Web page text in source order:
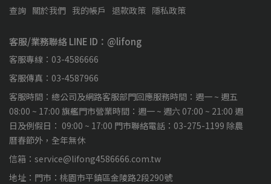
查詢 關於我們 我的帳戶 退款政策 隱私政策
客服/業務聯絡 LINE ID：@lifong
客服專線：03-4586666
客服傳真：03-4587966
客服時間：總公司及網路客服部門回應服務時間：週一 ~ 週五
08:00 ~ 17:00 旗艦門市營業時間：週一 ~ 週六 07:00 ~ 21:00 週
日及例假日： 09:00 ~ 17:00 門市聯絡電話：03-275-1199 除農
曆春節外，全年無休
信箱：service@lifong4586666.com.tw
地址：門市：桃園市平鎮區金陵路2段290號